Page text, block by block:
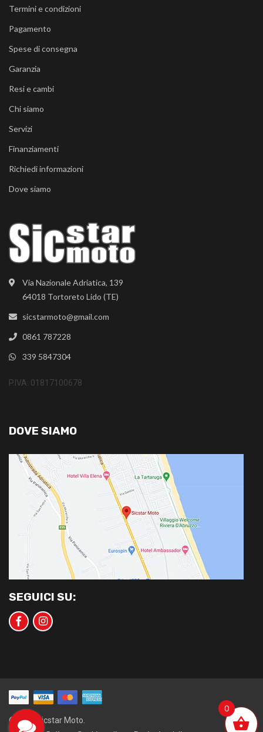
Via Nazionale Adriatica, 139
64018 Tortoreto Lido (TE)
sicstarmoto@gmail.com
0861 787228
339 5847304
P.IVA: 01817100678
Termini e condizioni
Pagamento
Spese di consegna
Garanzia
Resi e cambi
Chi siamo
Servizi
Finanziamenti
Richiedi informazioni
Dove siamo
DOVE SIAMO
SEGUICI SU:
©2020 Sicstar Moto.
0